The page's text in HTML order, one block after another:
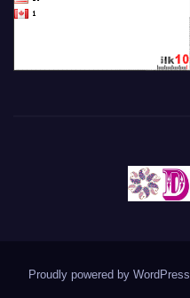
Proudly powered by WordPress